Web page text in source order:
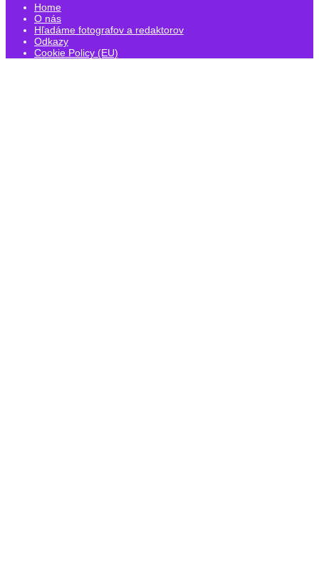
Home
O nás
Hľadáme fotografov a redaktorov
Odkazy
Cookie Policy (EU)